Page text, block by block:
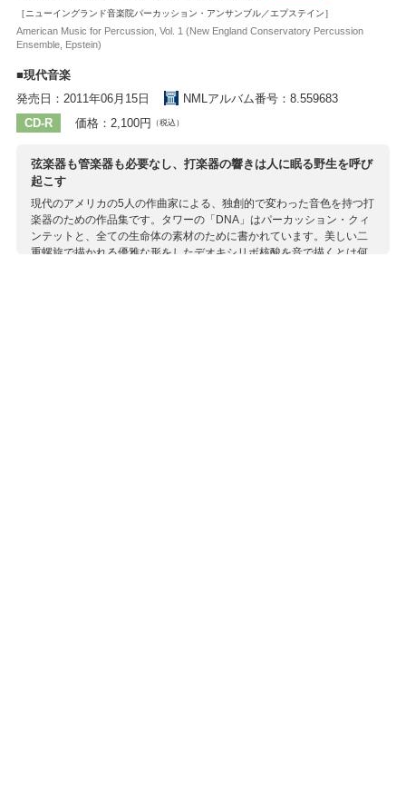
［ニューイングランド音楽院パーカッション・アンサンブル／エプステイン］
American Music for Percussion, Vol. 1 (New England Conservatory Percussion
Ensemble, Epstein)
■現代音楽
発売日：2011年06月15日
NMLアルバム番号：8.559683
CD-R
価格：2,100円 （税込）
弦楽器も管楽器も必要なし、打楽器の響きは人に眠る野生を呼び
起こす
現代のアメリカの5人の作曲家による、独創的で変わった音色を持つ打
楽器のための作品集です。タワーの「DNA」はパーカッション・クィ
ンテットと、全ての生命体の素材のために書かれています。美しい二
重螺旋で描かれる優雅な形をしたデオキシリボ核酸を音で描くとは何